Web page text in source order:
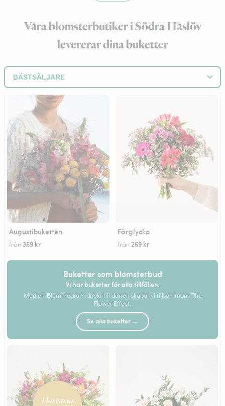
Våra blomsterbutiker i Södra Håslöv
levererar dina buketter
Augustibuketten
från 369 kr
Färglycka
från 269 kr
Buketter som blomsterbud
Vi har buketter för alla tillfällen.
Med ett Blommogram direkt till dörren skapar vi tillsammans The
Flower Effect.
Se alla buketter →